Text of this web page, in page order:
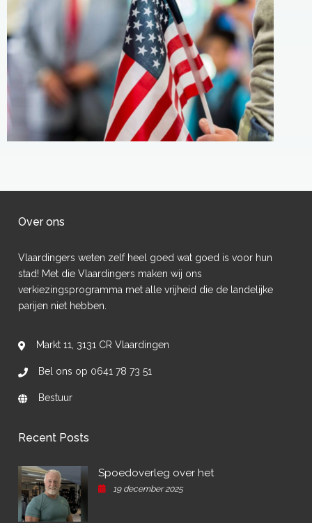
Over ons
Vlaardingers weten zelf heel goed wat goed is voor hun
stad! Met die Vlaardingers maken wij ons
verkiezingsprogramma met alle vrijheid die de landelijke
parijen niet hebben.
Markt 11, 3131 CR Vlaardingen
Bel ons op 0641 78 73 51
Bestuur
Recent Posts
Spoedoverleg over het
19 december 2025